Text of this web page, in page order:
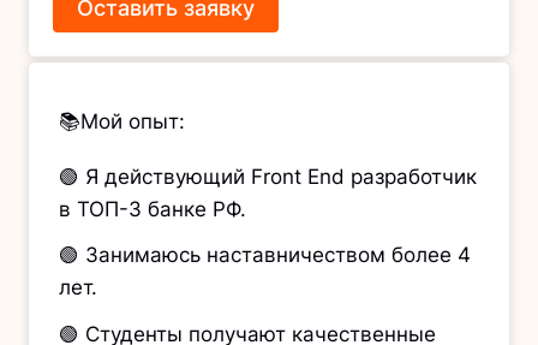
Оставить заявку
📚Мой опыт:
🟢 Я действующий Front End разработчик
в ТОП-3 банке РФ.
🟢 Занимаюсь наставничеством более 4
лет.
🟢 Студенты получают качественные